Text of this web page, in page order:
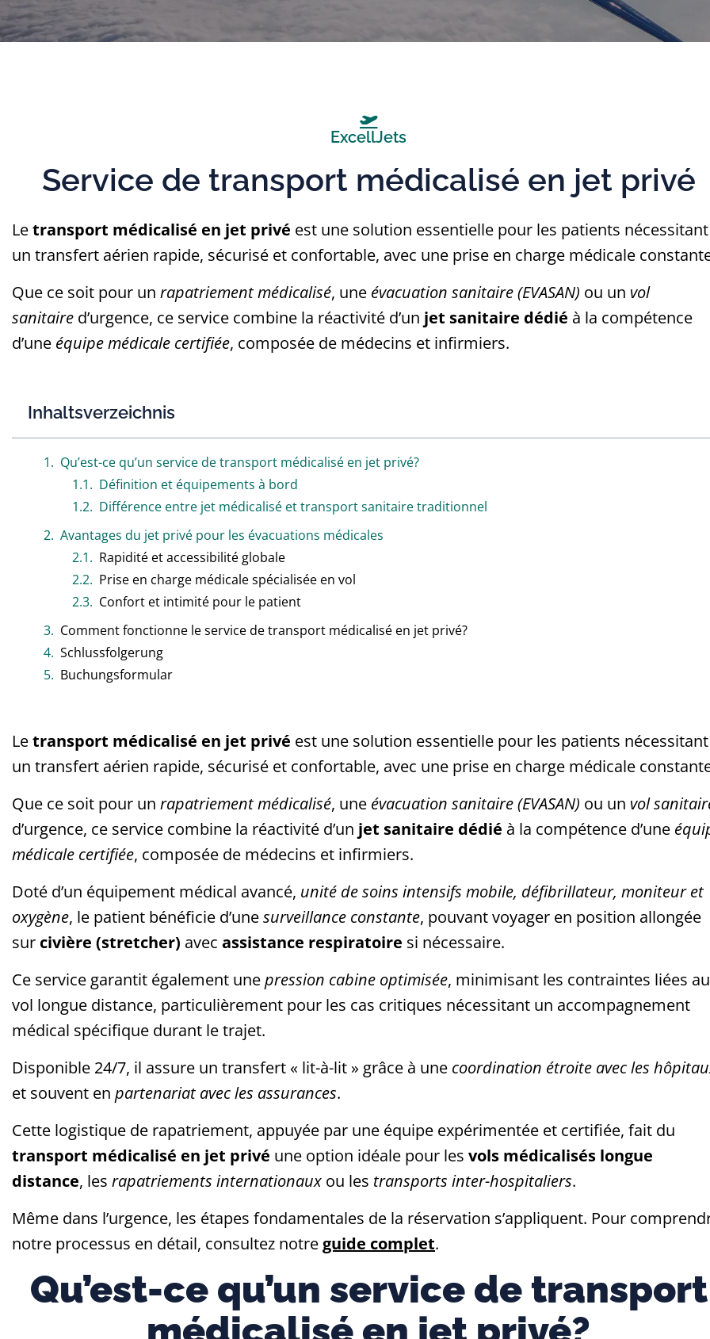
ExcellJets
Service de transport médicalisé en jet privé
Letransport médicalisé en jet privé est une solution essentielle pour les patients nécessitant
un transfert aérien rapide, sécurisé et confortable, avec une prise en charge médicale
Que ce soit pour un rapatriement médicalisé, une évacuation sanitaire (EVASAN) ou un vol
sanitaire d’urgence, ce service combine la réactivité d’un jet sanitaire dédié à la compétence
d’une équipe médicale certifiée, composée de médecins et infirmiers.
Inhaltsverzeichnis
Qu’est-ce qu’un service de transport médicalisé en jet privé?
Définition et équipements à bord
Différence entre jet médicalisé et transport sanitaire traditionnel
Avantages du jet privé pour les évacuations médicales
Rapidité et accessibilité globale
Prise en charge médicale spécialisée en vol
Confort et intimité pour le patient
Comment fonctionne le service de transport médicalisé en jet privé?
Schlussfolgerung
Buchungsformular
Letransport médicalisé en jet privé est une solution essentielle pour les patients nécessitant
un transfert aérien rapide, sécurisé et confortable, avec une prise en charge médicale
Que ce soit pour un rapatriement médicalisé, une évacuation sanitaire (EVASAN) ou un vol
d’urgence, ce service combine la réactivité d’un jet sanitaire dédié à la compétence d’une
médicale certifiée, composée de médecins et infirmiers.
Doté d’un équipement médical avancé, unité de soins intensifs mobile, défibrillateur, moniteur et
oxygène, le patient bénéficie d’unesurveillance constante, pouvant voyager en position allongée
sur civière (stretcher) avec assistance respiratoire si nécessaire.
Ce service garantit également unepression cabine optimisée, minimisant les contraintes liées au
vol longue distance, particulièrement pour les cas critiques nécessitant un accompagnement
médical spécifique durant le trajet.
Disponible 24/7, il assure un transfert « lit-à-lit » grâce à une coordination étroite avec les
et souvent en partenariat avec les assurances.
Cette logistique de rapatriement, appuyée par une équipe expérimentée et certifiée, fait du
transport médicalisé en jet privé une option idéale pour les vols médicalisés longue
distance, les rapatriements internationaux ou les transports inter-hospitaliers.
Même dans l’urgence, les étapes fondamentales de la réservation s’appliquent. Pour
notre processus en détail, consultez notre guide complet.
Qu’est-ce qu’un service de transport